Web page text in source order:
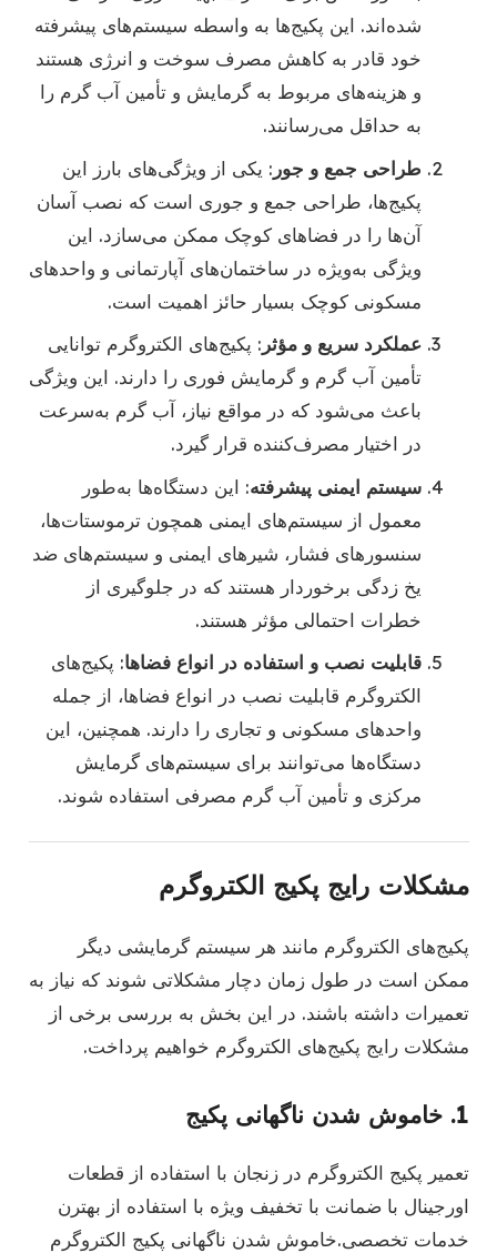
شده‌اند. این پکیج‌ها به واسطه سیستم‌های پیشرفته
خود قادر به کاهش مصرف سوخت و انرژی هستند
و هزینه‌های مربوط به گرمایش و تأمین آب گرم را
به حداقل می‌رسانند.
طراحی جمع و جور : یکی از ویژگی‌های بارز این
پکیج‌ها، طراحی جمع و جوری است که نصب آسان
آن‌ها را در فضاهای کوچک ممکن می‌سازد. این
ویژگی به‌ویژه در ساختمان‌های آپارتمانی و واحدهای
مسکونی کوچک بسیار حائز اهمیت است.
عملکرد سریع و مؤثر : پکیج‌های الکتروگرم توانایی
تأمین آب گرم و گرمایش فوری را دارند. این ویژگی
باعث می‌شود که در مواقع نیاز، آب گرم به‌سرعت
در اختیار مصرف‌کننده قرار گیرد.
سیستم ایمنی پیشرفته: این دستگاه‌ها به‌طور
معمول از سیستم‌های ایمنی همچون ترموستات‌ها،
سنسورهای فشار، شیرهای ایمنی و سیستم‌های ضد
یخ زدگی برخوردار هستند که در جلوگیری از
خطرات احتمالی مؤثر هستند.
قابلیت نصب و استفاده در انواع فضاها: پکیج‌های
الکتروگرم قابلیت نصب در انواع فضاها، از جمله
واحدهای مسکونی و تجاری را دارند. همچنین، این
دستگاه‌ها می‌توانند برای سیستم‌های گرمایش
مرکزی و تأمین آب گرم مصرفی استفاده شوند.
مشکلات رایج پکیج الکتروگرم
پکیج‌های الکتروگرم مانند هر سیستم گرمایشی دیگر
ممکن است در طول زمان دچار مشکلاتی شوند که نیاز به
تعمیرات داشته باشند. در این بخش به بررسی برخی از
مشکلات رایج پکیج‌های الکتروگرم خواهیم پرداخت.
1. خاموش شدن ناگهانی پکیج
تعمیر پکیج الکتروگرم در زنجان با استفاده از قطعات
اورجینال با ضمانت با تخفیف ویژه با استفاده از بهترن
خدمات تخصصی.خاموش شدن ناگهانی پکیج الکتروگرم